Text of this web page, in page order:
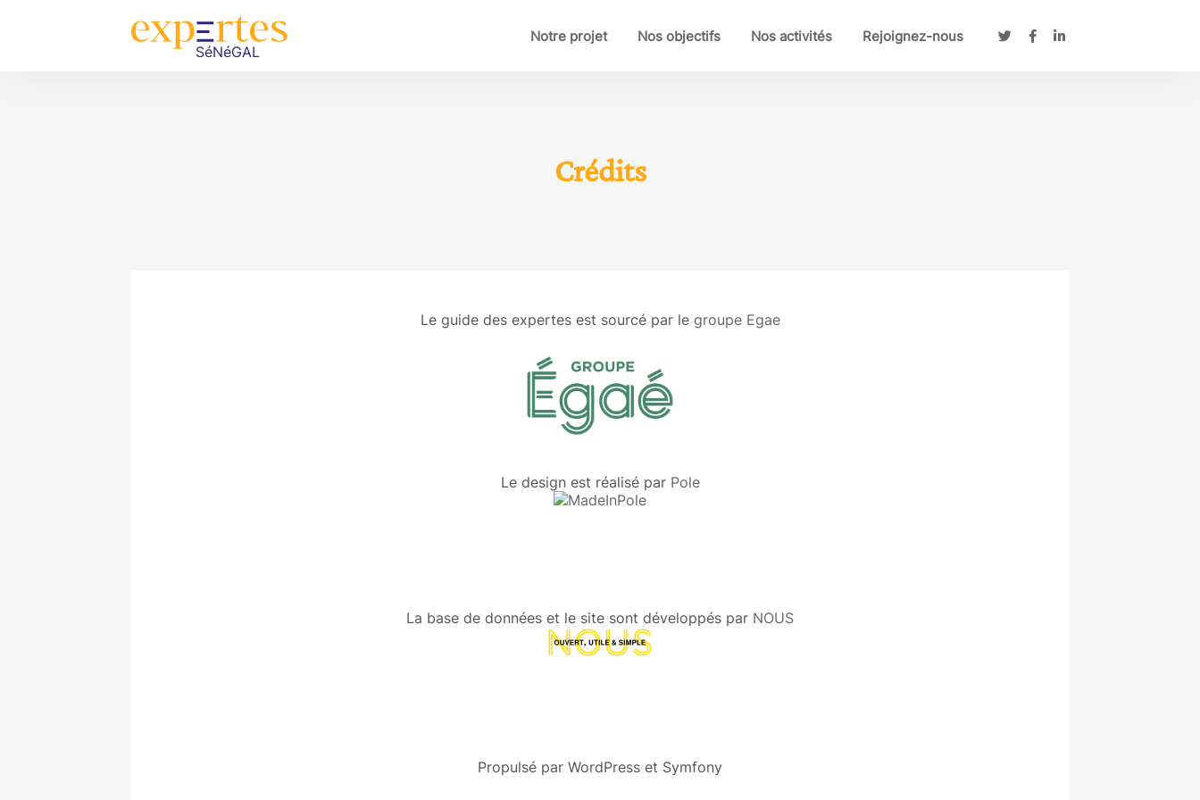
Notre projet Nos objectifs Nos activités Rejoignez-nous
Crédits
Le guide des expertes est sourcé par le groupe Egae
Le design est réalisé par Pole
La base de données et le site sont développés par NOUS
Propulsé par WordPress et Symfony